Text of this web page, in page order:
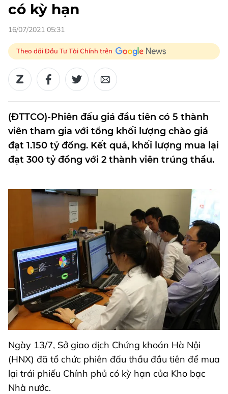
có kỳ hạn
16/07/2021 05:31
Theo dõi Đầu Tư Tài Chính trên
(ĐTTCO)-Phiên đấu giá đầu tiên có 5 thành
viên tham gia với tổng khối lượng chào giá
đạt 1.150 tỷ đồng. Kết quả, khối lượng mua lại
đạt 300 tỷ đồng với 2 thành viên trúng thầu.
Ngày 13/7, Sở giao dịch Chứng khoán Hà Nội
(HNX) đã tổ chức phiên đấu thầu đầu tiên để mua
lại trái phiếu Chính phủ có kỳ hạn của Kho bạc
Nhà nước.